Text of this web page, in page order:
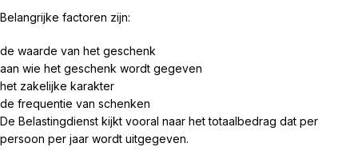
Belangrijke factoren zijn:
de waarde van het geschenk
aan wie het geschenk wordt gegeven
het zakelijke karakter
de frequentie van schenken
De Belastingdienst kijkt vooral naar het totaalbedrag dat per
persoon per jaar wordt uitgegeven.